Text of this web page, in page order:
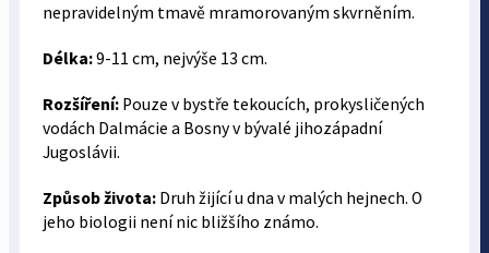
nepravidelným tmavě mramorovaným skvrněním.
Délka:9-11 cm, nejvýše 13 cm.
Rozšíření:Pouze v bystře tekoucích, prokysličených
vodách Dalmácie a Bosny v bývalé jihozápadní
Jugoslávii.
Způsob života:Druh žijící u dna v malých hejnech. O
jeho biologii není nic bližšího známo.